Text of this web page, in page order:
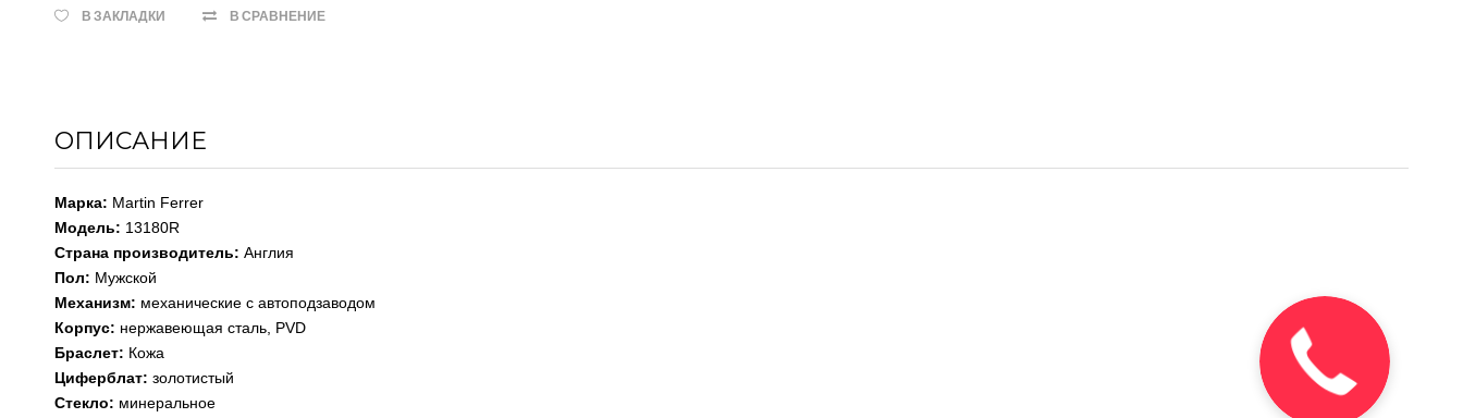
В ЗАКЛАДКИ В СРАВНЕНИЕ
ОПИСАНИЕ
Марка: Martin Ferrer
Модель: 13180R
Страна производитель: Англия
Пол: Мужской
Механизм: механические с автоподзаводом
Корпус: нержавеющая cталь, PVD
Браслет: Кожа
Циферблат: золотистый
Стекло: минеральное